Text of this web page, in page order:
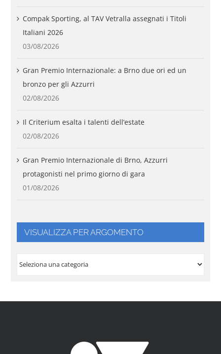
Compak Sporting, al TAV Vetralla assegnati i Titoli
Italiani 2026
03/08/2026
Gran Premio Internazionale: a Brno due ori ed un
bronzo per gli Azzurri
02/08/2026
Il Criterium esalta i talenti dell’estate
02/08/2026
Gran Premio Internazionale di Brno, Azzurri
protagonisti nel primo giorno di gara
01/08/2026
VISUALIZZA PER ARGOMENTO
VISUALIZZA